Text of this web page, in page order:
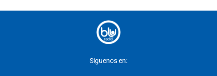
Síguenos en: